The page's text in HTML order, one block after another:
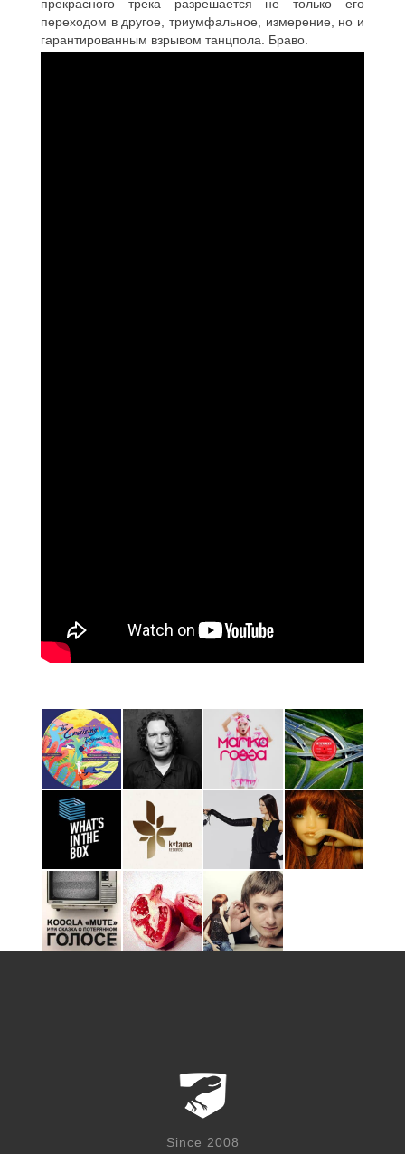
прекрасного трека разрешается не только его
переходом в другое, триумфальное, измерение, но и
гарантированным взрывом танцпола. Браво.
Since 2008